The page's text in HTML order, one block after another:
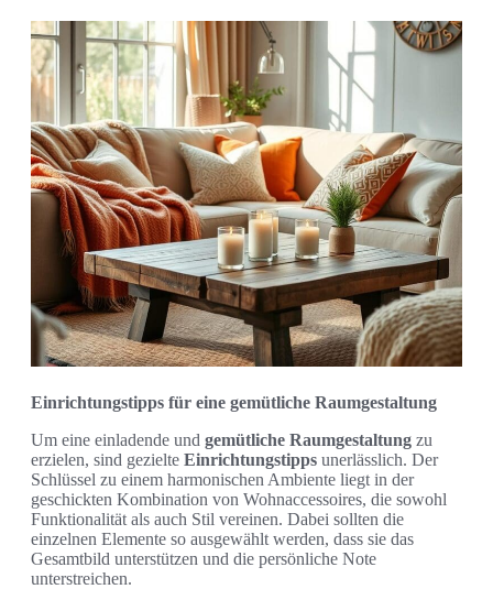
Einrichtungstipps für eine gemütliche Raumgestaltung
Um eine einladende und gemütliche Raumgestaltung zu
erzielen, sind gezielte Einrichtungstipps unerlässlich. Der
Schlüssel zu einem harmonischen Ambiente liegt in der
geschickten Kombination von Wohnaccessoires, die sowohl
Funktionalität als auch Stil vereinen. Dabei sollten die
einzelnen Elemente so ausgewählt werden, dass sie das
Gesamtbild unterstützen und die persönliche Note
unterstreichen.